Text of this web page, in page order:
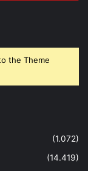
the Theme
(1.072)
(14.419)